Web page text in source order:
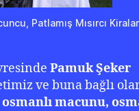
Patlamış Mısırcı
Pamuk Şeker
ve buna bağlı
osmanlı macunu,